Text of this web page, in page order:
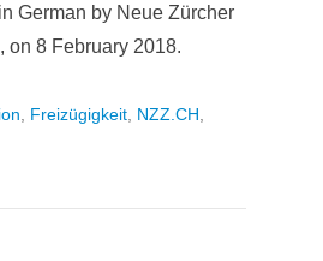
German by Neue Zürcher
on 8 February 2018.
Freizügigkeit NZZ.CH